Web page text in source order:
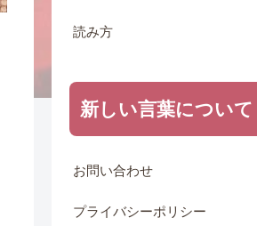
読み方
新しい言葉について
お問い合わせ
プライバシーポリシー